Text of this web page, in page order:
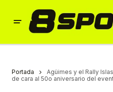
Portada
Agüimes y el Rally
de cara al 50o aniversario del